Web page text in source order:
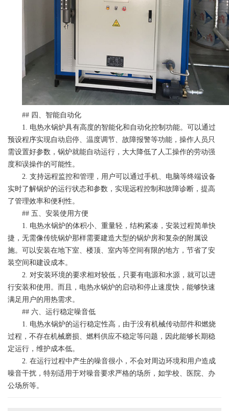
## 四、智能自动化
1. 电热水锅炉具有高度的智能化和自动化控制功能。可以通过
预设程序实现自动启停、温度调节、故障报警等功能，操作人员只
需设置好参数，锅炉就能自动运行，大大降低了人工操作的劳动强
度和误操作的可能性。
2. 支持远程监控和管理，用户可以通过手机、电脑等终端设备
实时了解锅炉的运行状态和参数，实现远程控制和故障诊断，提高
了管理效率和便利性。
## 五、安装使用方便
1. 电热水锅炉的体积小、重量轻，结构紧凑，安装过程简单快
捷，无需像传统锅炉那样需要建造大型的锅炉房和复杂的附属设
施。可以安装在地下室、楼顶、室内等空间有限的地方，节省了安
装空间和建设成本。
2. 对安装环境的要求相对较低，只要有电源和水源，就可以进
行安装和使用。而且，电热水锅炉的启动和停止速度快，能够快速
满足用户的用热需求。
## 六、运行稳定噪音低
1. 电热水锅炉的运行稳定性高，由于没有机械传动部件和燃烧
过程，不存在机械磨损、燃料供应不稳定等问题，因此能够长期稳
定运行，维护成本低。
2. 在运行过程中产生的噪音很小，不会对周边环境和用户造成
噪音干扰，特别适用于对噪音要求严格的场所，如学校、医院、办
公场所等。